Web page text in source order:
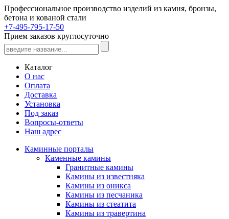
Профессиональное производство изделий из камня, бронзы,
бетона и кованой стали
+7-495-795-17-50
Прием заказов круглосуточно
Каталог
О нас
Оплата
Доставка
Установка
Под заказ
Вопросы-ответы
Наш адрес
Каминные порталы
Каменные камины
Гранитные камины
Камины из известняка
Камины из оникса
Камины из песчаника
Камины из стеатита
Камины из травертина